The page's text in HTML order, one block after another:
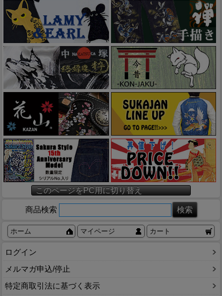
このページをPC用に切り替え
商品検索
ホーム マイページ カート
ログイン
メルマガ申込/停止
特定商取引法に基づく表示